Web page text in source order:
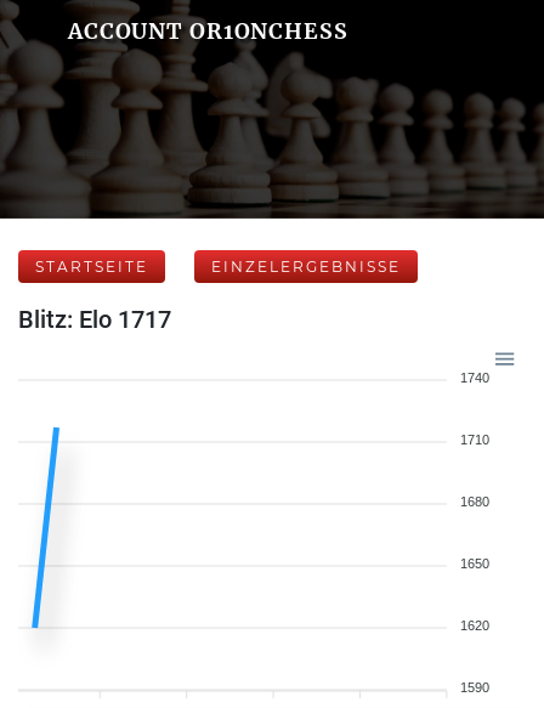
ACCOUNT OR1ONCHESS
STARTSEITE EINZELERGEBNISSE
Blitz: Elo 1717
1740
1710
1680
1650
1620
1590